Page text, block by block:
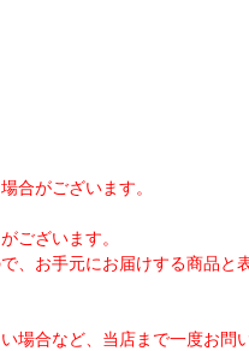
合がございます。
ございます。
、お手元にお届けする商品と
場合など、当店まで一度お問